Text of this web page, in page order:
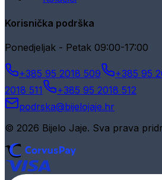
Korisnička podrška
Ponedjeljak - Petak 09:00-17:00
+385 95 2018 509 +385 95
2018 511
+385 95 2018 512
podrska@bijelojaje.hr
© 2026 Bijelo Jaje. Sva prava